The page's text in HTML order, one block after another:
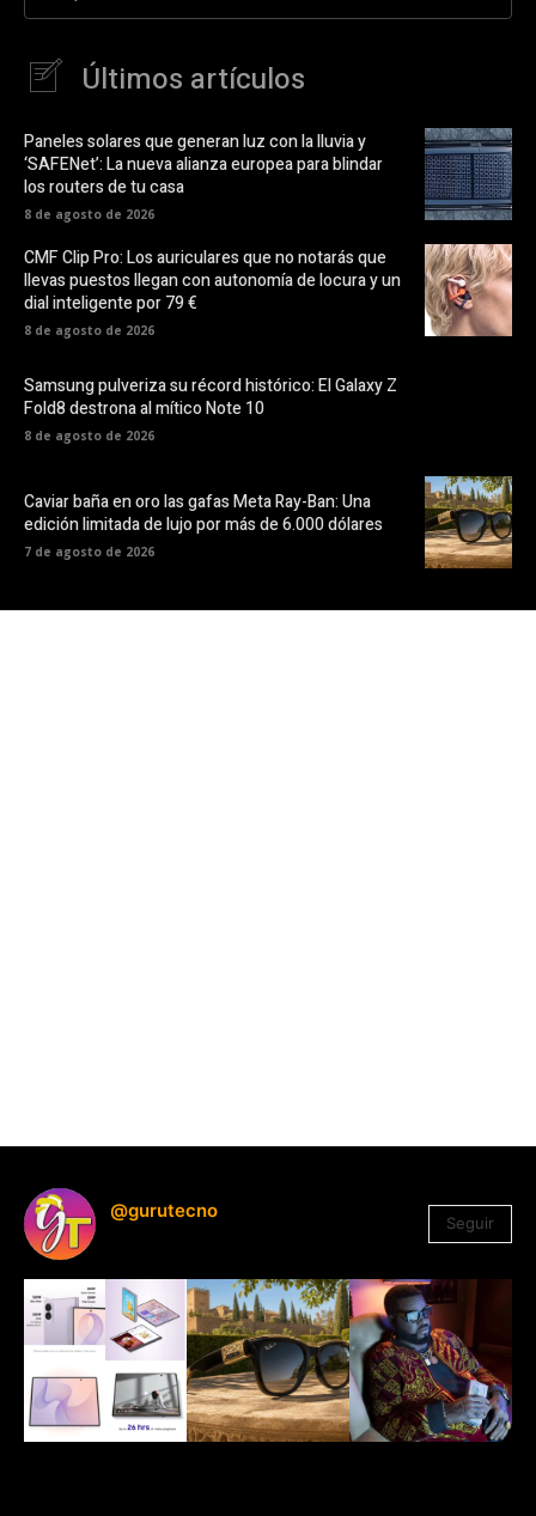
Últimos artículos
Paneles solares que generan luz con la lluvia y
‘SAFENet’: La nueva alianza europea para blindar
los routers de tu casa
8 de agosto de 2026
CMF Clip Pro: Los auriculares que no notarás que
llevas puestos llegan con autonomía de locura y un
dial inteligente por 79 €
8 de agosto de 2026
Samsung pulveriza su récord histórico: El Galaxy Z
Fold8 destrona al mítico Note 10
8 de agosto de 2026
Caviar baña en oro las gafas Meta Ray-Ban: Una
edición limitada de lujo por más de 6.000 dólares
7 de agosto de 2026
@gurutecno
Seguir